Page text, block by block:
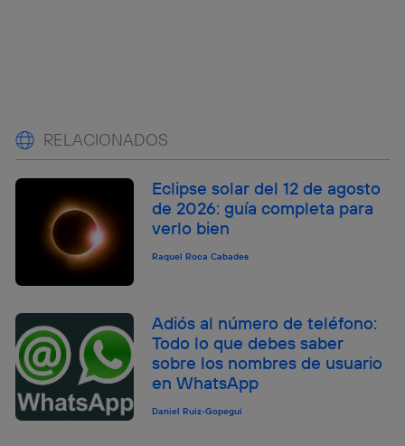
RELACIONADOS
Eclipse solar del 12 de agosto
de 2026: guía completa para
verlo bien
Raquel Roca Cabades
Adiós al número de teléfono:
Todo lo que debes saber
sobre los nombres de usuario
en WhatsApp
Daniel Ruiz-Gopegui